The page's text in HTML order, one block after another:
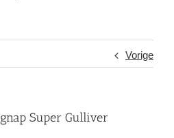
Vorige
Super Gulliver